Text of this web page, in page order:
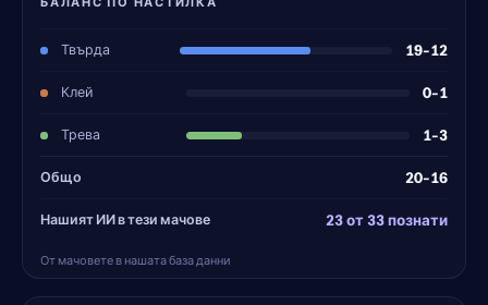
Твърда 19-12
Клей 0-1
Трева 1-3
Общо 20-16
Нашият ИИ в тези мачове 23 от 33 познати
От мачовете в нашата база данни